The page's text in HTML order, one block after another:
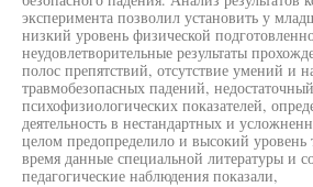
эксперимента позволил установить у
низкий уровень физической
неудовлетворительные результаты
полос препятствий, отсутствие умений и
травмобезопасных падений,
психофизиологических показателей,
деятельность в нестандартных и
целом предопределило и высокий
время данные специальной литературы и
педагогические наблюдения показали,